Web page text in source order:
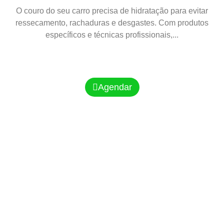
O couro do seu carro precisa de hidratação para evitar
ressecamento, rachaduras e desgastes. Com produtos
específicos e técnicas profissionais,...
Agendar